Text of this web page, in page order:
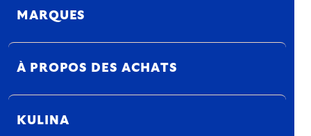
MARQUES
À PROPOS DES ACHATS
KULINA